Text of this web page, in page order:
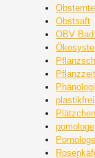
Obsternte
Obstsaft
OBV Bad
Pflanzzeit
plastikfrei
pomologe